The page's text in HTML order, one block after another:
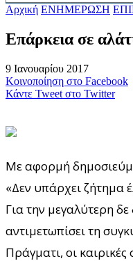
Αρχική ΕΝΗΜΕΡΩΣΗ
Επάρκεια σε
9 Ιανουαρίου 2017
Κοινοποίηση στο Facebook
Κάντε Tweet στο Twitter
Με αφορμή
«Δεν υπάρχει ζήτημα
Για την μεγαλύτερη
αντιμετωπίσει τη
Πράγματι, οι